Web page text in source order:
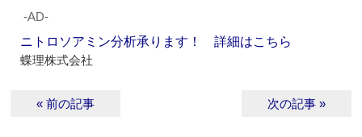
‐AD‐
ニトロソアミン分析承ります！ 詳細はこちら
蝶理株式会社
« 前の記事 次の記事 »